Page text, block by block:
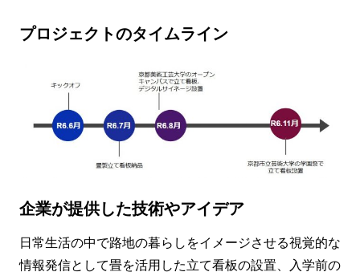
プロジェクトのタイムライン
企業が提供した技術やアイデア
日常生活の中で路地の暮らしをイメージさせる視覚的な
情報発信として畳を活用した立て看板の設置、入学前の